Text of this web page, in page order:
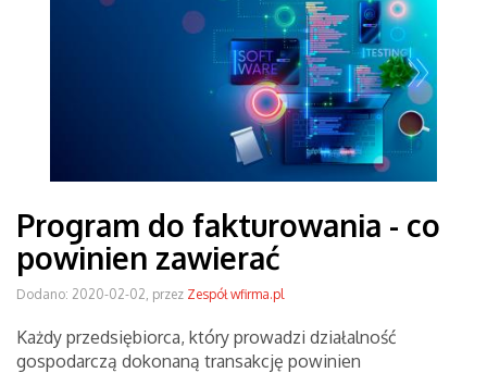
Program do fakturowania - co
powinien zawierać
Dodano: 2020-02-02, przez Zespół wfirma.pl
Każdy przedsiębiorca, który prowadzi działalność
gospodarczą dokonaną transakcję powinien